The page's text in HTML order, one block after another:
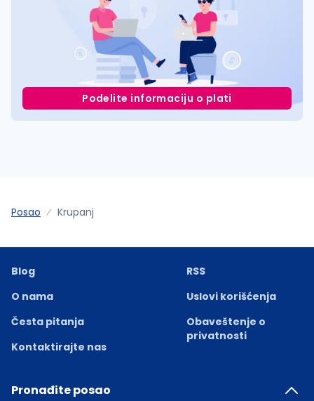
Podelite informaciju o plati
Posao Krupanj
Blog
O nama
Česta pitanja
Kontaktirajte nas
RSS
Uslovi korišćenja
Obaveštenje o
privatnosti
Pronađite posao